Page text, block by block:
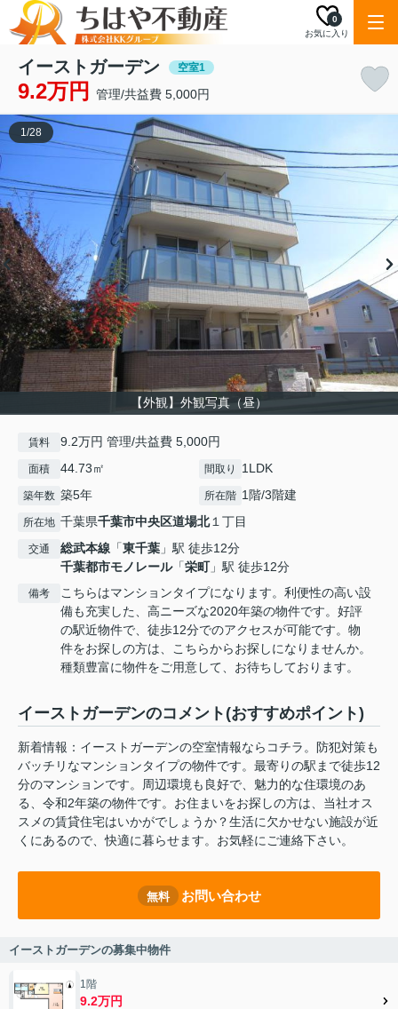
お気に入り
0
イーストガーデン 空室1
9.2万円 管理/共益費 5,000円
【外観】外観写真（昼）
1/28
賃料 9.2万円 管理/共益費 5,000円
面積 44.73㎡ 間取り 1LDK
築年数 築5年 所在階 1階/3階建
所在地 千葉県千葉市中央区道場北１丁目
交通 総武本線 「東千葉 」駅 徒歩12分
千葉都市モノレール「栄町」駅 徒歩12分
備考
こちらはマンションタイプになります。利便性の高い設
備も充実した、高ニーズな2020年築の物件です。好評
の駅近物件で、徒歩12分でのアクセスが可能です。物
件をお探しの方は、こちらからお探しになりませんか。
種類豊富に物件をご用意して、お待ちしております。
イーストガーデンのコメント(おすすめポイント)
新着情報：イーストガーデンの空室情報ならコチラ。防犯対策も
バッチリなマンションタイプの物件です。最寄りの駅まで徒歩12
分のマンションです。周辺環境も良好で、魅力的な住環境のあ
る、令和2年築の物件です。お住まいをお探しの方は、当社オス
スメの賃貸住宅はいかがでしょうか？生活に欠かせない施設が近
くにあるので、快適に暮らせます。お気軽にご連絡下さい。
無料 お問い合わせ
イーストガーデンの募集中物件
1階
9.2万円